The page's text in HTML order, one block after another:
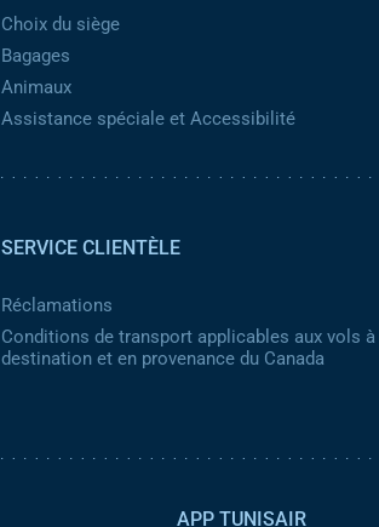
Choix du siège
Bagages
Animaux
Assistance spéciale et Accessibilité
SERVICE CLIENTÈLE
Réclamations
Conditions de transport applicables aux vols à
destination et en provenance du Canada
APP TUNISAIR